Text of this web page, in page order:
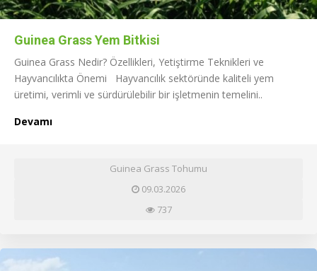
Guinea Grass Yem Bitkisi
Guinea Grass Nedir? Özellikleri, Yetiştirme Teknikleri ve
Hayvancılıkta Önemi Hayvancılık sektöründe kaliteli yem
üretimi, verimli ve sürdürülebilir bir işletmenin temelini..
Devamı
Guinea Grass Tohumu
09.03.2026
737